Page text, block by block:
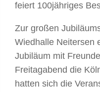
feiert 100jähriges
Zur großen
Wiedhalle Neitersen
Jubiläum mit
Freitagabend die
hatten sich die